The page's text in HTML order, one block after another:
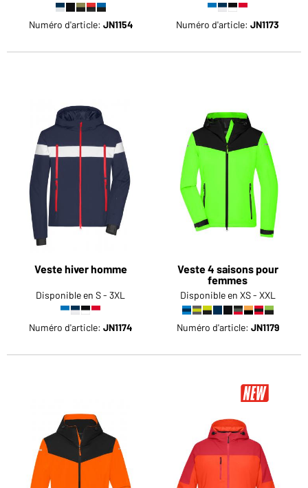
Numéro d'article: JN1154 Numéro d'article: JN1173
Veste hiver homme
Disponible en S - 3XL
Numéro d'article: JN1174
Veste 4 saisons pour
femmes
Disponible en XS - XXL
Numéro d'article: JN1179